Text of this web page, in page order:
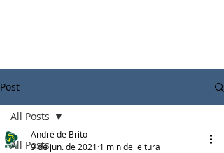
Post
All Posts
All Posts
André de Brito
9 de jun. de 2021 1 min de leitura